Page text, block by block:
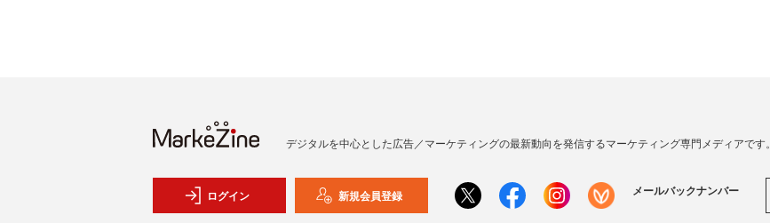
デジタルを中心とした広告／マーケティングの最新動向を発信するマーケティング専門メディアです。
ログイン 新規会員登録 メールバックナンバー